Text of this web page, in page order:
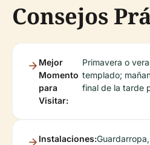
Consejos
Mejor
Momento
para
Visitar:
Primavera o
templado;
final de la tarde
Instalaciones: